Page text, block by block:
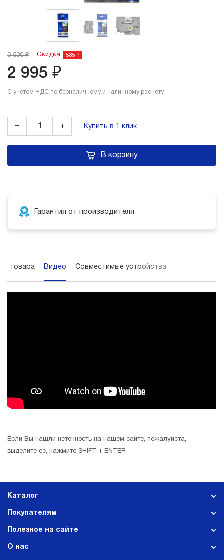
3 530 ₽ Скидка 535 ₽
2 995 ₽
С учетом НДС по безналичному и наличному расчету
− + Купить в 1 клик
В корзину
Гарантия от производителя
товара Видео Совместимые устройства
Если Вы нашли неточность на нашем сайте, пожалуйста,
выделите ее, нажмите SHIFT + ENTER
Каталог
Покупателям
Полезное на сайте
О нас